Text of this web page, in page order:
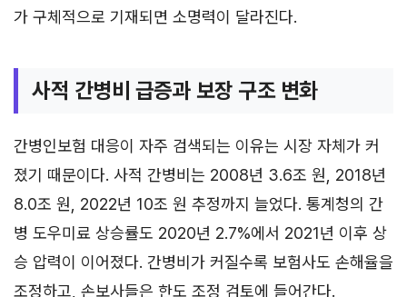
가 구체적으로 기재되면 소명력이 달라진다.
사적 간병비 급증과 보장 구조 변화
간병인보험 대응이 자주 검색되는 이유는 시장 자체가 커
졌기 때문이다. 사적 간병비는 2008년 3.6조 원, 2018년
8.0조 원, 2022년 10조 원 추정까지 늘었다. 통계청의 간
병 도우미료 상승률도 2020년 2.7%에서 2021년 이후 상
승 압력이 이어졌다. 간병비가 커질수록 보험사도 손해율을
조정하고, 손보사들은 한도 조정 검토에 들어간다.